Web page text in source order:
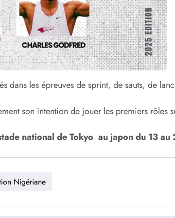
dans les épreuves de sprint, de sauts, de
son intention de jouer les premiers rôles
national de Tokyo au japon du 13 au
Nigériane